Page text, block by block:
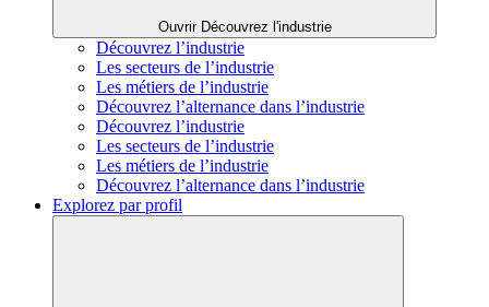
Ouvrir Découvrez l'industrie
Découvrez l’industrie
Les secteurs de l’industrie
Les métiers de l’industrie
Découvrez l’alternance dans l’industrie
Découvrez l’industrie
Les secteurs de l’industrie
Les métiers de l’industrie
Découvrez l’alternance dans l’industrie
Explorez par profil